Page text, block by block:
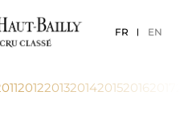
FR EN
201220132014201520162017